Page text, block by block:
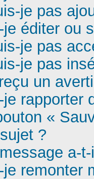
je pas
éditer ou
je pas
je pas
un
rapporter
«
?
a-
remonter